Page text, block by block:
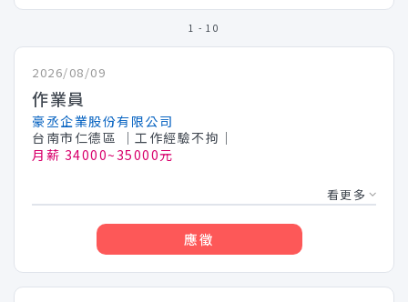
1 - 10
2026/08/09
作業員
豪丞企業股份有限公司
台南市仁德區
│工作經驗不拘│
月薪 34000~35000元
看更多
應徵